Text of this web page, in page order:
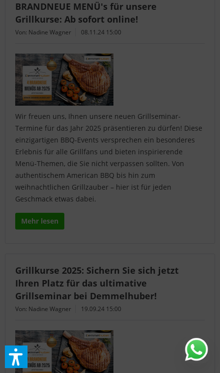
BRANDNEUE MENÜ's für unsere
Grillkurse: Ab sofort online!
Von: Nadine Wagner 08.11.24 15:00
Wir freuen uns, Ihnen unsere neuen Grillseminar-
Termine für das Jahr 2025 präsentieren zu dürfen! Diese
einzigartigen BBQ-Events versprechen ein besonderes
Erlebnis für alle Grillfans und bieten inspirierende
Menü-Themen, die Sie nicht verpassen sollten. Von
authentischem American BBQ bis hin zum
weihnachtlichen Grillzauber – hier ist für jeden
Geschmack etwas dabei.
Mehr lesen
Grillkurse 2025: Sichern Sie sich jetzt
Ihren Platz für das ultimative
Grillseminar bei Demmelhuber!
Von: Nadine Wagner 19.09.24 15:00